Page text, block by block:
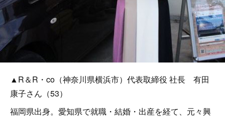
▲R＆R・co（神奈川県横浜市）代表取締役 社長 有田
康子さん（53）
福岡県出身。愛知県で就職・結婚・出産を経て、元々興